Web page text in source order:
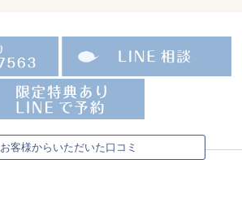
お客様からいただいた口コミ